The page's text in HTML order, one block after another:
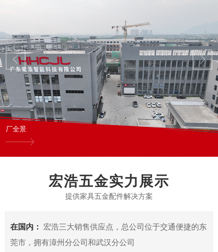
厂全景
宏浩五金实力展示
提供家具五金配件解决方案
在国内：
宏浩三大销售供应点，总公司位于交通便捷的东
莞市，拥有漳州分公司和武汉分公司